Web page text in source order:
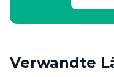
Verwandte